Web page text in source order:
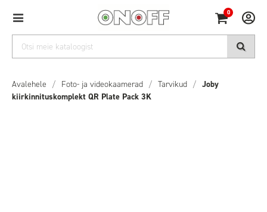
0
Avalehele / Foto- ja videokaamerad / Tarvikud / Joby
kiirkinnituskomplekt QR Plate Pack 3K